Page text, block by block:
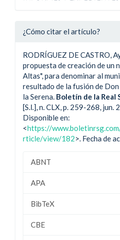
¿Cómo citar el artículo?
RODRÍGUEZ DE CASTRO,
propuesta de creación de un
Altas", para denominar al
resultado de la fusión de
la Serena. Boletín de la Real
[S.l.], n. CLX, p. 259-268, jun.
Disponible en:
<https://
rticle/view/182>. Fecha de
ABNT
APA
BibTeX
CBE